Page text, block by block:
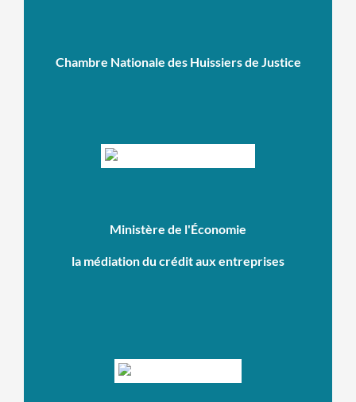
Chambre Nationale des Huissiers de Justice
Ministère de l'Économie
la médiation du crédit aux entreprises